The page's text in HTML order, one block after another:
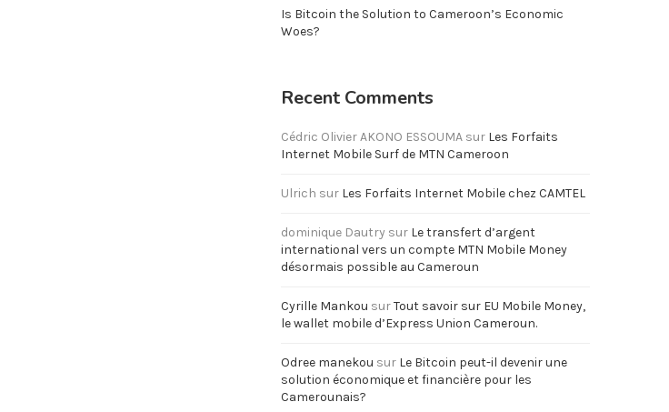
Is Bitcoin the Solution to Cameroon’s Economic
Woes?
Recent Comments
Cédric Olivier AKONO ESSOUMA sur Les Forfaits
Internet Mobile Surf de MTN Cameroon
Ulrich sur Les Forfaits Internet Mobile chez CAMTEL
dominique Dautry sur Le transfert d’argent
international vers un compte MTN Mobile Money
désormais possible au Cameroun
Cyrille Mankou surTout savoir sur EU Mobile Money,
le wallet mobile d’Express Union Cameroun.
Odree manekou sur Le Bitcoin peut-il devenir une
solution économique et financière pour les
Camerounais?